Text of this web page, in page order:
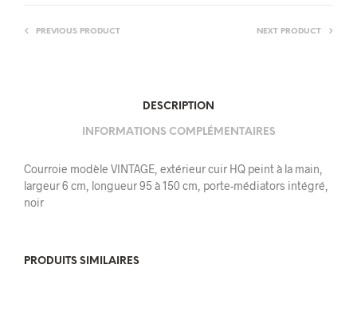
PREVIOUS PRODUCT NEXT PRODUCT
DESCRIPTION
INFORMATIONS COMPLÉMENTAIRES
Courroie modèle VINTAGE, extérieur cuir HQ peint à la main,
largeur 6 cm, longueur 95 à 150 cm, porte-médiators intégré,
noir
PRODUITS SIMILAIRES